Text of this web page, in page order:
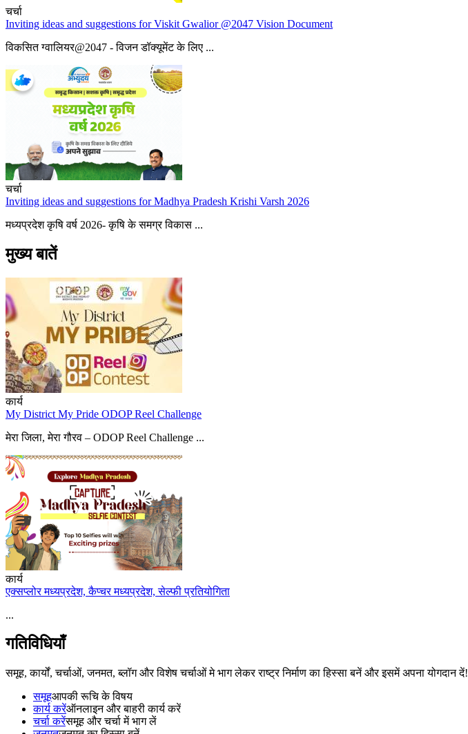
चर्चा
Inviting ideas and suggestions for Viskit Gwalior @2047 Vision Document
विकसित ग्वालियर@2047 - विजन डॉक्यूमेंट के लिए ...
चर्चा
Inviting ideas and suggestions for Madhya Pradesh Krishi Varsh 2026
मध्यप्रदेश कृषि वर्ष 2026- कृषि के समग्र विकास ...
मुख्य बातें
कार्य
My District My Pride ODOP Reel Challenge
मेरा जिला, मेरा गौरव – ODOP Reel Challenge ...
कार्य
एक्सप्लोर मध्यप्रदेश, कैप्चर मध्यप्रदेश, सेल्फी प्रतियोगिता
...
गतिविधियाँ
समूह, कार्यों, चर्चाओं, जनमत, ब्लॉग और विशेष चर्चाओं मे भाग लेकर राष्ट्र निर्माण का हिस्सा बनें और इसमें अपना योगदान दें!
समूहआपकी रूचि के विषय
कार्य करेंऑनलाइन और बाहरी कार्य करें
चर्चा करेंसमूह और चर्चा में भाग लें